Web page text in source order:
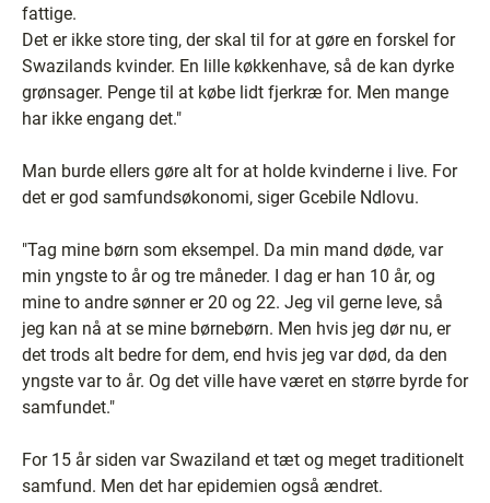
fattige.
Det er ikke store ting, der skal til for at gøre en forskel for
Swazilands kvinder. En lille køkkenhave, så de kan dyrke
grønsager. Penge til at købe lidt fjerkræ for. Men mange
har ikke engang det."
Man burde ellers gøre alt for at holde kvinderne i live. For
det er god samfundsøkonomi, siger Gcebile Ndlovu.
"Tag mine børn som eksempel. Da min mand døde, var
min yngste to år og tre måneder. I dag er han 10 år, og
mine to andre sønner er 20 og 22. Jeg vil gerne leve, så
jeg kan nå at se mine børnebørn. Men hvis jeg dør nu, er
det trods alt bedre for dem, end hvis jeg var død, da den
yngste var to år. Og det ville have været en større byrde for
samfundet."
For 15 år siden var Swaziland et tæt og meget traditionelt
samfund. Men det har epidemien også ændret.